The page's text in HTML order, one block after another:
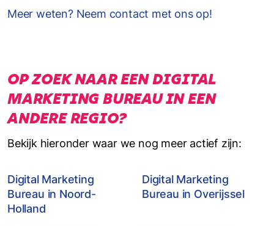
Meer weten? Neem contact met ons op!
OP ZOEK NAAR EEN DIGITAL
MARKETING BUREAU IN EEN
ANDERE REGIO?
Bekijk hieronder waar we nog meer actief zijn:
Digital Marketing
Bureau in Noord-
Holland
Digital Marketing
Bureau in Overijssel